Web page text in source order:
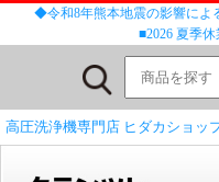
◆令和8年熊本地震の影響によ
■2026 夏季
高圧洗浄機専門店 ヒダカショッ